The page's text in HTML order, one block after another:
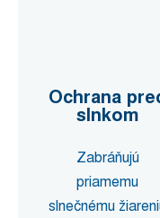
Ochrana
slnkom
Zabráňujú
priamemu
slnečnému